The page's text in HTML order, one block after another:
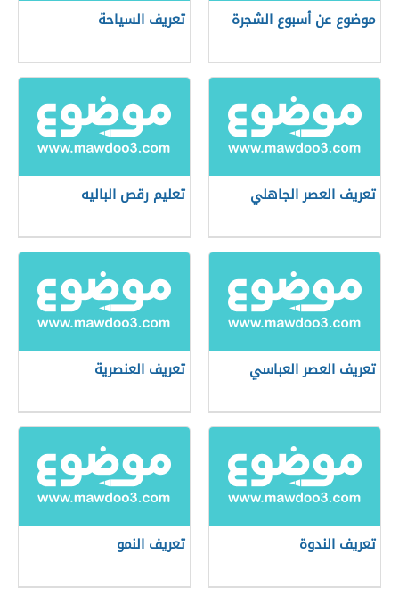
موضوع عن أسبوع الشجرة تعريف السياحة
تعريف العصر الجاهلي تعليم رقص الباليه
تعريف العصر العباسي تعريف العنصرية
تعريف الندوة تعريف النمو